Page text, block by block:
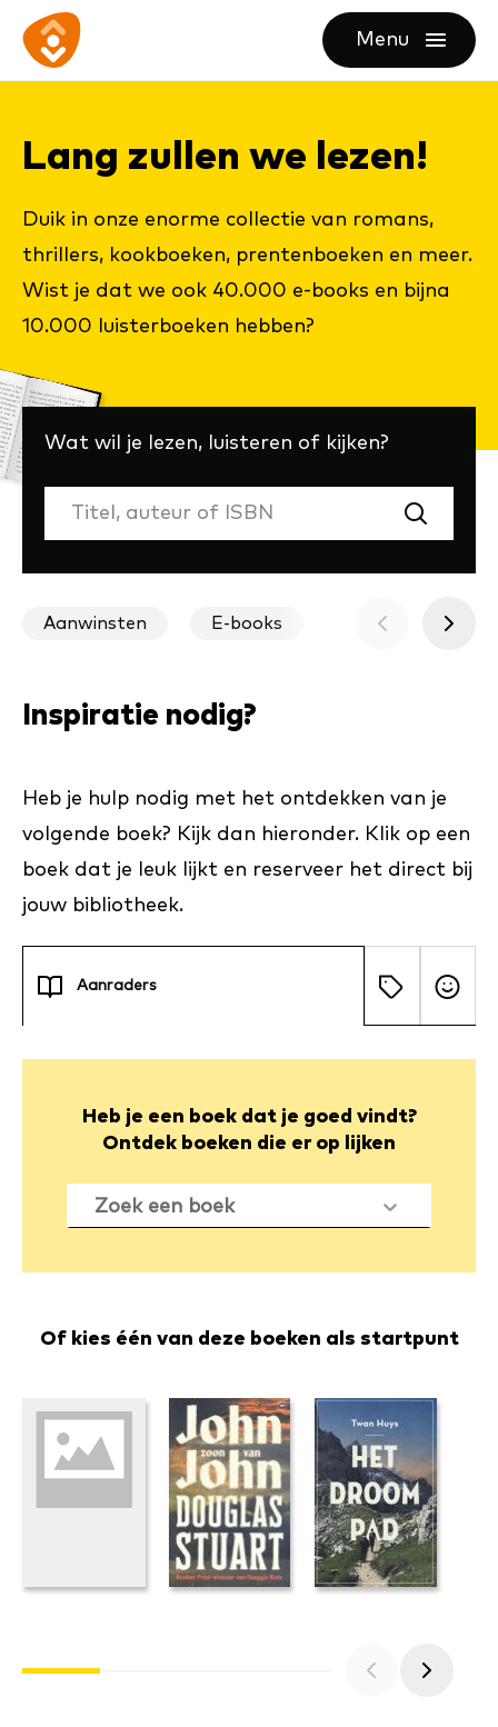
direct
content
direct
footer
Ga
naar
homepagina
Menu
openen
Collectie
Aanraders
Lang zul­len we le­zen!
Duik in onze enorme collectie van romans,
thrillers, kookboeken, prentenboeken en meer.
Wist je dat we ook 40.000 e-books en bijna
10.000 luisterboeken hebben?
Wat wil je lezen, luisteren of kijken?
Zoeken
Aanwinsten E-books Luisterboeken
Inspiratie nodig?
Heb je hulp nodig met het ontdekken van je
volgende boek? Kijk dan hieronder. Klik op een
boek dat je leuk lijkt en reserveer het direct bij
jouw bibliotheek.
Aanraders
Heb je een boek dat je goed vindt?
Ontdek boeken die er op lijken
Zoek een boek
Of kies één van deze boeken als startpunt